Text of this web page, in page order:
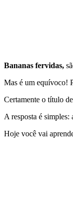
Bananas fervidas,
Mas é um equívoco!
Certamente o título
A resposta é simples:
Hoje você vai